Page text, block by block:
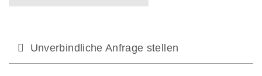
Unverbindliche Anfrage stellen